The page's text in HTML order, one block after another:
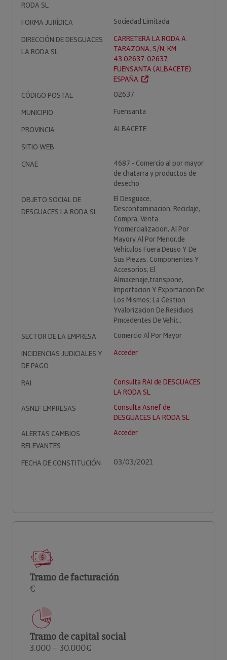
RODA SL
FORMA JURÍDICA
Sociedad Limitada
DIRECCIÓN DE DESGUACES
LA RODA SL
CARRETERA LA RODA A
TARAZONA, S/N, KM
43.02637. 02637,
FUENSANTA (ALBACETE).
ESPAÑA.
CÓDIGO POSTAL
02637
MUNICIPIO
Fuensanta
PROVINCIA
ALBACETE
SITIO WEB
CNAE
4687 - Comercio al por mayor
de chatarra y productos de
desecho
OBJETO SOCIAL DE
DESGUACES LA RODA SL
El Desguace,
Descontaminacion, Reciclaje,
Compra, Venta
Ycomercializacion, Al Por
Mayory Al Por Menor,de
Vehiculos Fuera Deuso Y De
Sus Piezas, Componentes Y
Accesorios; El
Almacenaje,transpone,
Importacion Y Exportacion De
Los Mismos; La Gestion
Yvalorizacion De Residuos
Pmcedentes De Vehic.;
SECTOR DE LA EMPRESA
Comercio Al Por Mayor
INCIDENCIAS JUDICIALES Y
DE PAGO
Acceder
RAI
Consulta RAI de DESGUACES
LA RODA SL
ASNEF EMPRESAS
Consulta Asnef de
DESGUACES LA RODA SL
ALERTAS CAMBIOS
RELEVANTES
Acceder
FECHA DE CONSTITUCIÓN 03/03/2021
Tramo de facturación
€
Tramo de capital social
3.000 – 30.000€